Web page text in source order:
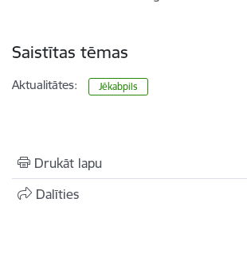
Saistītas tēmas
Aktualitātes: Jēkabpils
Drukāt lapu
Dalīties